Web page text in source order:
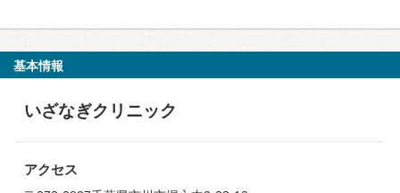
基本情報
いざなぎクリニック
アクセス